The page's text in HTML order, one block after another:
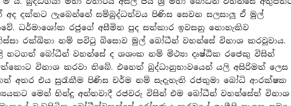
අද දක්නට ලැබෙන්නේ සම්බුද්ධත්වය පිණිස සෙවන සලසාලූ ඒ මුල්
ධර්මාශෝක රජුගේ අසීමිත පුද සත්කාර ඉවසනු නොහැකිව
රක්ඛිතා නම් පවිටු බිසොව මුල් බෝධීන් වහන්සේ විනාශ කරවූවාය.
හටගත් බෝධීන් වහන්සේ ද ශශංක නම් මිථ්‍යා දෘෂ්ඨික රජෙකු විසින්
විනාශ කරවා තිබේ. එහෙත් බුද්ධානුභාවයෙන් යලි අසිරිමත් ලෙස
අතර එය සුරැකීම පිණිස චර්ම නම් සැදැහැති රජතුමා බෝධි ආරක්ෂක
මෙන් හින්දු අන්තවාදී රජවරු විසින් එම බෝධීන් වහන්සේත් විනාශ